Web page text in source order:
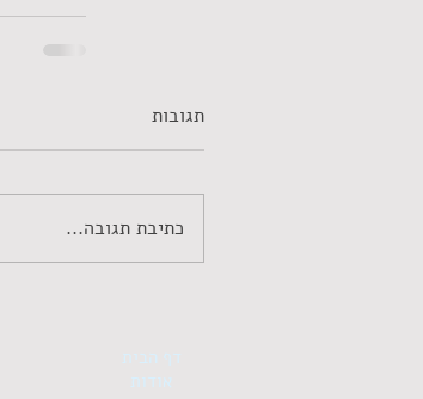
תגובות
כתיבת תגובה...